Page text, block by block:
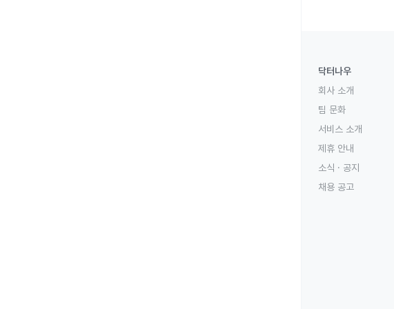
닥터나우
회사 소개
팀 문화
서비스 소개
제휴 안내
소식 · 공지
채용 공고